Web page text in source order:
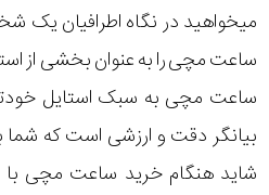
میخواهید در نگاه اطرافیان یک
ساعت مچی را به عنوان بخشی از
ساعت مچی به سبک استایل
بیانگر دقت و ارزشی است که شما
شاید هنگام خرید ساعت مچی با
لیکوپر
آدیداس
جنسیت
استایل